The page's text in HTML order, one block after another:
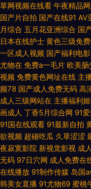
社区 国产TS在线播放 欧美
精品资源网站 另类视频综合
日韩三级aa 91福利老司机 成
合网 超碰搁操逼 九九有精品
韩久久 人人肏艹 亚洲一区
人福利导航 爱豆AV首页 久
欧美精品 欧美色图色99 香蕉
综合狼人Av 成人影片大香蕉
草网视频在线看 午夜精品
国产片自拍 国产在线91 AV
月综合 五月花亚洲综合 国
日本在线护士 黄色三级免
一区成人视频 国产福利电影
尤物在 免费a一毛片 欧美
视频 免费黄色网址在线 主
频78 国产成人免费无码 高
成人三级网站在 主播福利
画成人 丁香5月综合网 91
91国在线观看 91最新自拍
欲视频 超碰吃瓜 久草涩涩
夜寂寞影院 新视觉影视 成
无码 97日穴网 成人免费在
在线播放 91制作传媒 岛国
韩美女直播 91尤物69 蜜桃